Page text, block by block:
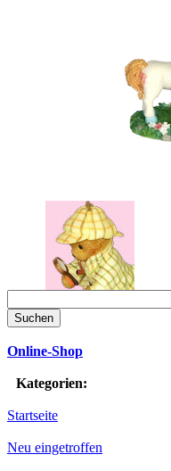
Online-Shop
Kategorien:
Startseite
Neu eingetroffen